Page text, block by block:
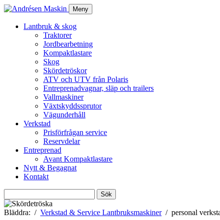
Meny
Lantbruk & skog
Traktorer
Jordbearbetning
Kompaktlastare
Skog
Skördetröskor
ATV och UTV från Polaris
Entreprenadvagnar, släp och trailers
Vallmaskiner
Växtskyddssprutor
Vägunderhåll
Verkstad
Prisförfrågan service
Reservdelar
Entreprenad
Avant Kompaktlastare
Nytt & Begagnat
Kontakt
efter:
Bläddra:
Verkstad & Service Lantbruksmaskiner personal